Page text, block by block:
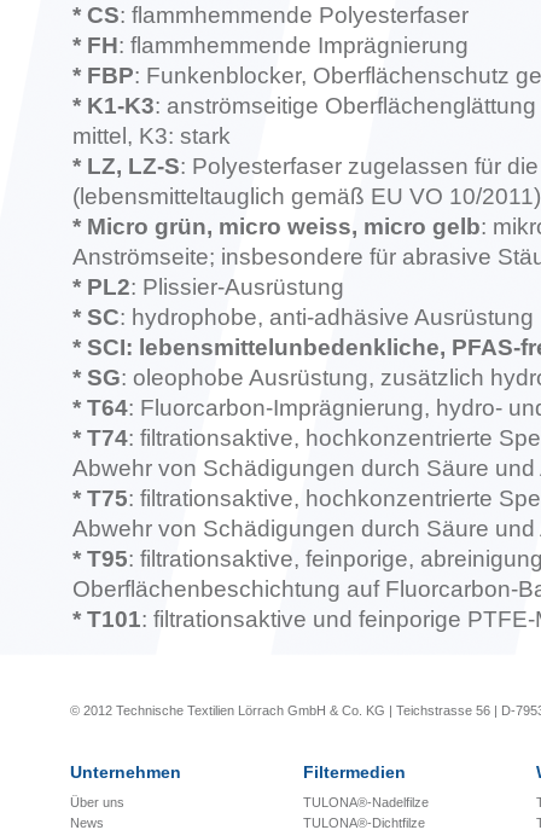
* CS: flammhemmende Polyesterfaser
* FH: flammhemmende Imprägnierung
* FBP: Funkenblocker, Oberflächenschutz
*K1-K3: anströmseitige
mittel, K3: stark
* LZ, LZ-S: Polyesterfaser zugelassen für
(lebensmitteltauglich gemäß EU VO 10/2011)
* Micro grün, micro weiss, micro gelb:
Anströmseite; insbesondere für abrasive
* PL2: Plissier-Ausrüstung
* SC: hydrophobe, anti-adhäsive Ausrüstung
* SCI: lebensmittelunbedenkliche, PFAS-
* SG: oleophobe Ausrüstung, zusätzlich
* T64: Fluorcarbon-Imprägnierung, hydro-
* T74: filtrationsaktive, hochkonzentrierte
Abwehr von Schädigungen durch Säure und
* T75: filtrationsaktive, hochkonzentrierte
Abwehr von Schädigungen durch Säure und
* T95: filtrationsaktive, feinporige,
Oberflächenbeschichtung auf Fluorcarbon-
* T101: filtrationsaktive und feinporige
© 2012 Technische Textilien Lörrach GmbH & Co. KG | Teichstrasse 56 | D-
Unternehmen Filtermedien
Über uns
News
TULONA®-Nadelfilze
TULONA®-Dichtfilze